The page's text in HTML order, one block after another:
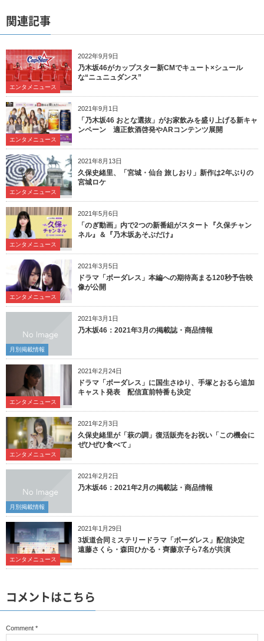
関連記事
2022年9月9日
エンタメニュース
乃木坂46がカップスター新CMでキュート×シュール
な“ニュニュダンス”
2021年9月1日
エンタメニュース
「乃木坂46 おとな選抜」がお家飲みを盛り上げる新キャ
ンペーン 適正飲酒啓発やARコンテンツ展開
2021年8月13日
エンタメニュース
久保史緒里、「宮城・仙台 旅しおり」新作は2年ぶりの
宮城ロケ
2021年5月6日
エンタメニュース
「のぎ動画」内で2つの新番組がスタート『久保チャン
ネル』＆『乃木坂あそぶだけ』
2021年3月5日
エンタメニュース
ドラマ「ボーダレス」本編への期待高まる120秒予告映
像が公開
2021年3月1日
月別掲載情報
乃木坂46：2021年3月の掲載誌・商品情報
2021年2月24日
エンタメニュース
ドラマ「ボーダレス」に国生さゆり、手塚とおるら追加
キャスト発表 配信直前特番も決定
2021年2月3日
エンタメニュース
久保史緒里が「萩の調」復活販売をお祝い「この機会に
ぜひぜひ食べて」
2021年2月2日
月別掲載情報
乃木坂46：2021年2月の掲載誌・商品情報
2021年1月29日
エンタメニュース
3坂道合同ミステリードラマ「ボーダレス」配信決定
遠藤さくら・森田ひかる・齊藤京子ら7名が共演
コメントはこちら
Comment *